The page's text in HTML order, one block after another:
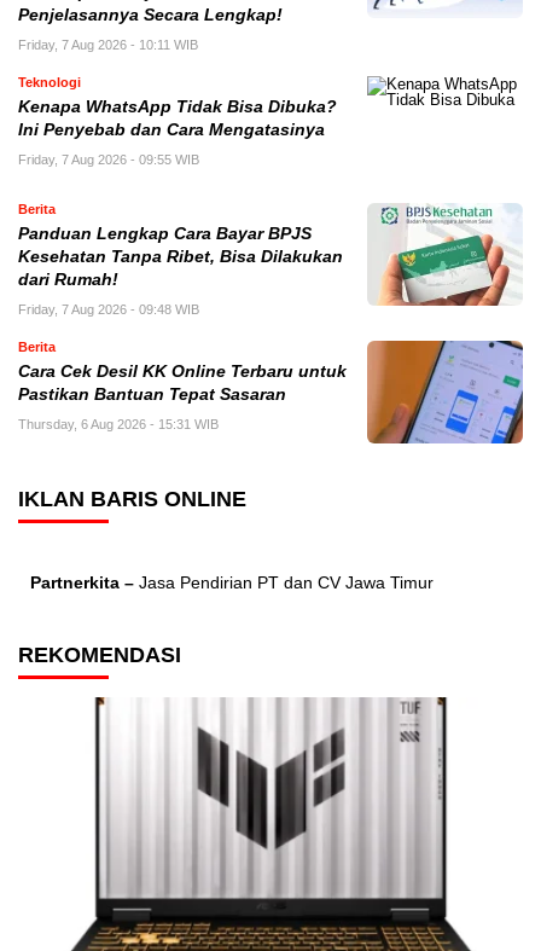
Penjelasannya Secara Lengkap!
Friday, 7 Aug 2026 - 10:11 WIB
Teknologi
Kenapa WhatsApp Tidak Bisa Dibuka?
Ini Penyebab dan Cara Mengatasinya
Friday, 7 Aug 2026 - 09:55 WIB
Berita
Panduan Lengkap Cara Bayar BPJS
Kesehatan Tanpa Ribet, Bisa Dilakukan
dari Rumah!
Friday, 7 Aug 2026 - 09:48 WIB
Berita
Cara Cek Desil KK Online Terbaru untuk
Pastikan Bantuan Tepat Sasaran
Thursday, 6 Aug 2026 - 15:31 WIB
IKLAN BARIS ONLINE
Partnerkita – Jasa Pendirian PT dan CV Jawa Timur
REKOMENDASI